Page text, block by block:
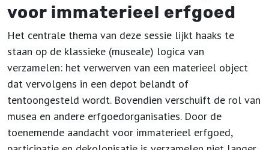
voor immaterieel erfgoed
Het centrale thema van deze sessie lijkt haaks te
staan op de klassieke (museale) logica van
verzamelen: het verwerven van een materieel object
dat vervolgens in een depot belandt of
tentoongesteld wordt. Bovendien verschuift de rol van
musea en andere erfgoedorganisaties. Door de
toenemende aandacht voor immaterieel erfgoed,